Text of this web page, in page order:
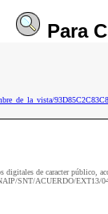
Para
digitales de caracter público,
SNT/ACUERDO/EXT13/